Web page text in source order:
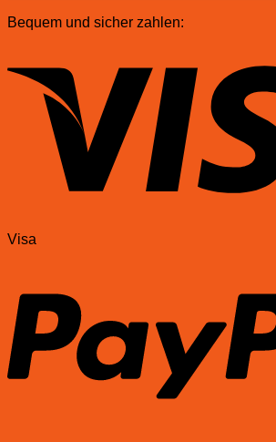
Bequem und sicher zahlen:
Visa